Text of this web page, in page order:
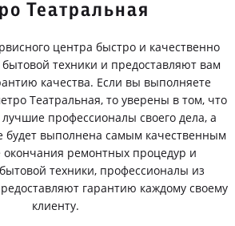
Театральная
центра быстро и качественно
техники и предоставляют вам
качества. Если вы выполняете
Театральная, то уверены в том, что
профессионалы своего дела, а
будет выполнена самым качественным
окончания ремонтных процедур и
техники, профессионалы из
гарантию каждому своему
клиенту.